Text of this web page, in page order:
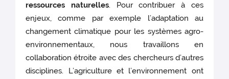
ressources naturelles. Pour contribuer à ces
enjeux, comme par exemple l’adaptation au
changement climatique pour les systèmes agro-
environnementaux, nous travaillons en
collaboration étroite avec des chercheurs d’autres
disciplines. L’agriculture et l’environnement ont